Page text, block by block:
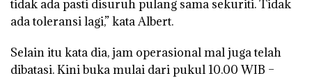
tidak ada pasti disuruh pulang sama sekuriti. Tidak
ada toleransi lagi,” kata Albert.
Selain itu kata dia, jam operasional mal juga telah
dibatasi. Kini buka mulai dari pukul 10.00 WIB –